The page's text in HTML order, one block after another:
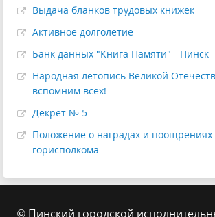
Выдача бланков трудовых книжек
Активное долголетие
Банк данных "Книга Памяти" - Пинск
Народная летопись Великой
вспомним всех!
Декрет № 5
Положение о наградах и поощрениях
горисполкома
© Пинский городской